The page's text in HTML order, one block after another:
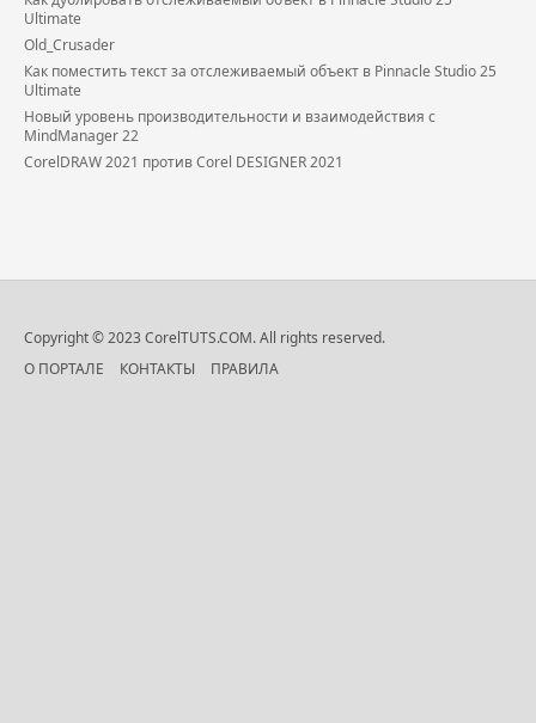
Ultimate
Old_Crusader
Как поместить текст за отслеживаемый объект в Pinnacle Studio 25
Ultimate
Новый уровень производительности и взаимодействия с
MindManager 22
CorelDRAW 2021 против Corel DESIGNER 2021
Copyright © 2023 CorelTUTS.COM. All rights reserved.
О ПОРТАЛЕ
КОНТАКТЫ ПРАВИЛА